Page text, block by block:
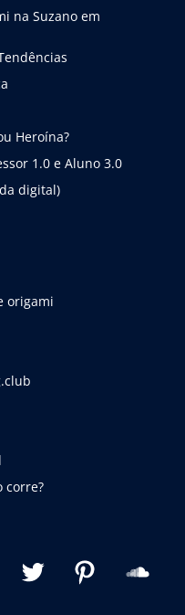
na Suzano em
Heroína?
1.0 e Aluno 3.0
digital)
origami
corre?